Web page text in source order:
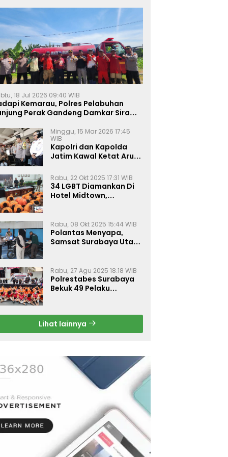
18 Jul 2026 09:40 WIB
Kemarau, Polres Pelabuhan
Perak Gandeng Damkar Siram
Minggu, 15 Mar 2026 17:45
WIB
Kapolri dan Kapolda
Jatim Kawal Ketat Arus
Rabu, 22 Okt 2025 17:31 WIB
34 LGBT Diamankan Di
Hotel Midtown,
Rabu, 08 Okt 2025 15:44 WIB
Polantas Menyapa,
Samsat Surabaya Utara
Rabu, 27 Agu 2025 18:18 WIB
Polrestabes Surabaya
Bekuk 49 Pelaku
Gratis
Lihat lainnya